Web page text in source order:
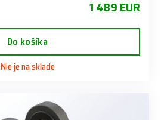
1 489 EUR
Do košíka
Nie je na sklade